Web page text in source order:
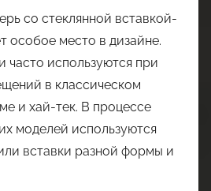
со стеклянной вставкой-
особое место в дизайне.
часто используются при
в классическом
и хай-тек. В процессе
моделей используются
вставки разной формы и